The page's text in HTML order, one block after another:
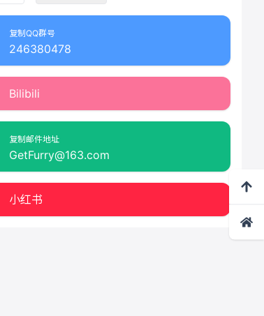
复制QQ群号
246380478
Bilibili
复制邮件地址
GetFurry@163.com
小红书